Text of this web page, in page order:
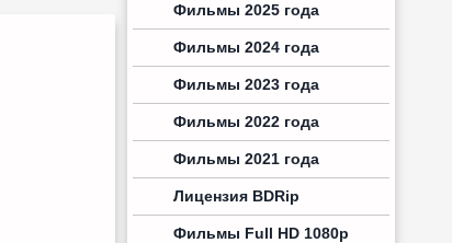
Фильмы 2025 года
Фильмы 2024 года
Фильмы 2023 года
Фильмы 2022 года
Фильмы 2021 года
Лицензия BDRip
Фильмы Full HD 1080p